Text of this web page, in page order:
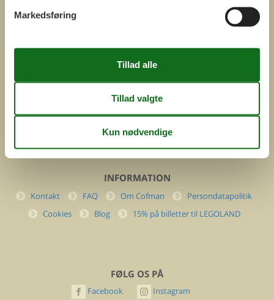
DK-7400 Herning
Cofman.com
Momsnr.: DK26347688
(+45) 7877 0427
info@cofman.com
INFORMATION
Kontakt FAQ Om Cofman
Persondatapolitik
Cookies
Blog 15% på billetter til LEGOLAND
FØLG OS PÅ
Facebook Instagram
Markedsføring